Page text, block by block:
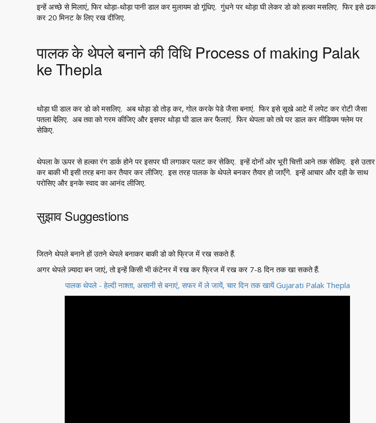
इन्हें अच्छे से मिलाएं, फिर थोड़ा-थोड़ा पानी डाल कर मुलायम डो गूंधिए. गुंधने पर थोड़ा घी लेकर डो को हल्का मसलिए. फिर इसे ढक
कर 20 मिनट के लिए रख दीजिए.
पालक के थेपले बनाने की विधि Process of making Palak
ke Thepla
थोड़ा घी डाल कर डो को मसलिए. अब थोड़ा डो तोड़ कर, गोल करके पेडे जैसा बनाएं. फिर इसे सूखे आटे में लपेट कर रोटी जैसा
पतला बेलिए. अब तवा को गरम कीजिए और इसपर थोड़ा घी डाल कर फैलाएं. फिर थेपला को तवे पर डाल कर मीडियम फ्लेम पर
सेकिए.
थेपला के ऊपर से हल्का रंग डार्क होने पर इसपर घी लगाकर पलट कर सेकिए. इन्हें दोनों ओर भूरी चित्ती आने तक सेकिए. इसे उतार
कर बाकी भी इसी तरह बना कर तैयार कर लीजिए. इस तरह पालक के थेपले बनकर तैयार हो जाएँगे. इन्हें आचार और दही के साथ
परोसिए और इनके स्वाद का आनंद लीजिए.
सुझाव Suggestions
जितने थेपले बनाने हों उतने थेपले बनाकर बाकी डो को फ्रिज में रख सकते हैं.
अगर थेपले ज़्यादा बन जाएं, तो इन्हें किसी भी कंटेनर में रख कर फ्रिज में रख कर 7-8 दिन तक खा सकते हैं.
पालक थेपले - हेल्दी नाश्ता, असानी से बनाएं, सफर में ले जायें, चार दिन तक खायें Gujarati Palak Thepla